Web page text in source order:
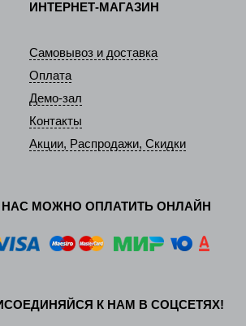
ИНТЕРНЕТ-МАГАЗИН
Самовывоз и доставка
Оплата
Демо-зал
Контакты
Акции, Распродажи, Скидки
НАС МОЖНО ОПЛАТИТЬ ОНЛАЙН
К НАМ В СОЦСЕТЯХ!